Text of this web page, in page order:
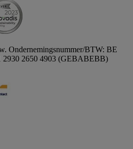
Ondernemingsnummer/BTW: BE
2650 4903 (GEBABEBB)